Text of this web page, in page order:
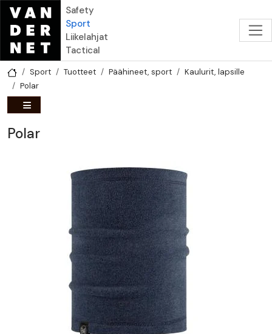
Hyppää pääsisältöön
Safety
Sport
Liikelahjat
Tactical
Sport Tuotteet Päähineet, sport
Kaulurit, lapsille
Polar
Polar